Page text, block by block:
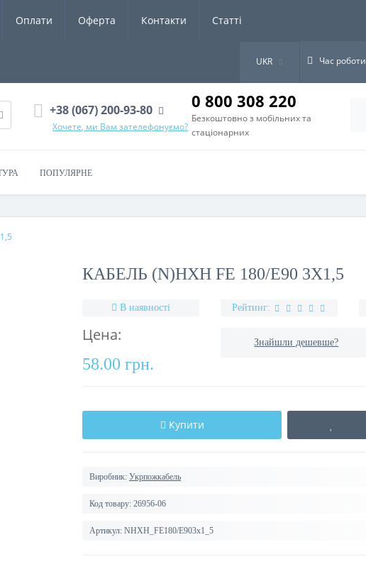
Оплати Оферта Контакти Статті
UKR Час роботи
+38 (067) 200-93-80
Хочете, ми Вам зателефонуємо?
0 800 308 220
Безкоштовно з мобільних та
стаціонарних
ПОПУЛЯРНЕ
КАБЕЛЬ (N)HXH FE 180/E90 3Х1,5
В наявності Рейтинг:
Цена:
58.00 грн.
Знайшли дешевше?
Купити
Виробник: Укрпожкабель
Код товару: 26956-06
Артикул: NHXH_FE180/E903x1_5